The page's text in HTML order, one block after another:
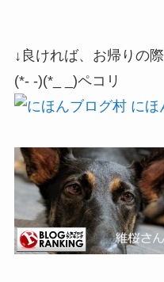
↓良ければ、お帰りの
(*- -)(*_ _)ペコリ